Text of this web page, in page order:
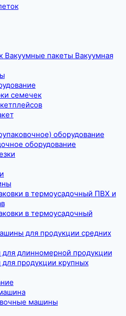
Вакуумные пакеты Вакуумная
семечек
оборудование
оборудование
в термоусадочный ПВХ и
в термоусадочный
для продукции средних
длинномерной продукции
продукции крупных
машины